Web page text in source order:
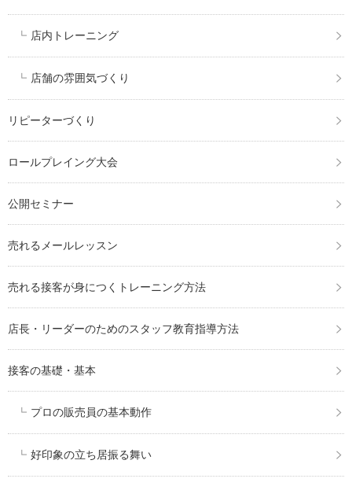
店内トレーニング
店舗の雰囲気づくり
リピーターづくり
ロールプレイング大会
公開セミナー
売れるメールレッスン
売れる接客が身につくトレーニング方法
店長・リーダーのためのスタッフ教育指導方法
接客の基礎・基本
プロの販売員の基本動作
好印象の立ち居振る舞い